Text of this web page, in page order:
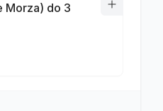
Morza) do 3